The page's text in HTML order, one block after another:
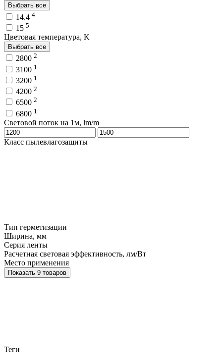
Выбрать все
14.4 4
15 5
Цветовая температура, K
Выбрать все
2800 2
3100 1
3200 1
4200 2
6500 2
6800 1
Световой поток на 1м, lm/m
Класс пылевлагозащиты
Тип герметизации
Ширина, мм
Серия ленты
Расчетная световая эффективность, лм/Вт
Место применения
Показать 9 товаров
Теги